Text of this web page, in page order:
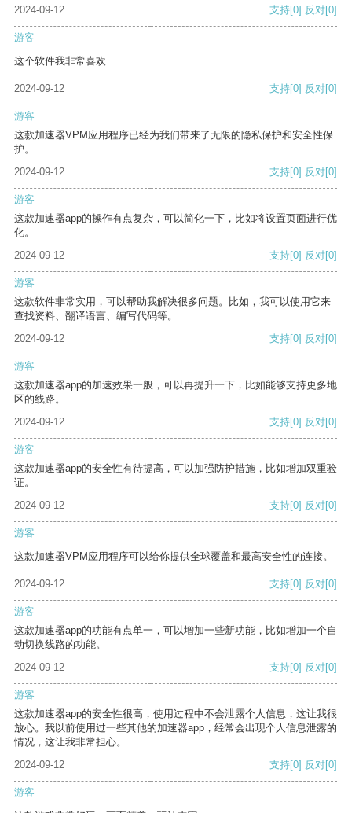
2024-09-12 支持[0] 反对[0]
游客
这个软件我非常喜欢
2024-09-12 支持[0] 反对[0]
游客
这款加速器VPM应用程序已经为我们带来了无限的隐私保护和安全性保
护。
2024-09-12
支持[0] 反对[0]
游客
这款加速器app的操作有点复杂，可以简化一下，比如将设置页面进行优
化。
2024-09-12
支持[0] 反对[0]
游客
这款软件非常实用，可以帮助我解决很多问题。比如，我可以使用它来
查找资料、翻译语言、编写代码等。
2024-09-12
支持[0] 反对[0]
游客
这款加速器app的加速效果一般，可以再提升一下，比如能够支持更多地
区的线路。
2024-09-12
支持[0] 反对[0]
游客
这款加速器app的安全性有待提高，可以加强防护措施，比如增加双重验
证。
2024-09-12
支持[0] 反对[0]
游客
这款加速器VPM应用程序可以给你提供全球覆盖和最高安全性的连接。
2024-09-12 支持[0] 反对[0]
游客
这款加速器app的功能有点单一，可以增加一些新功能，比如增加一个自
动切换线路的功能。
2024-09-12
支持[0] 反对[0]
游客
这款加速器app的安全性很高，使用过程中不会泄露个人信息，这让我很
放心。我以前使用过一些其他的加速器app，经常会出现个人信息泄露的
情况，这让我非常担心。
2024-09-12
支持[0] 反对[0]
游客